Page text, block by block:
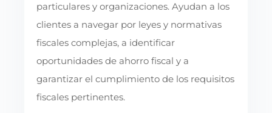
particulares y organizaciones. Ayudan a los
clientes a navegar por leyes y normativas
fiscales complejas, a identificar
oportunidades de ahorro fiscal y a
garantizar el cumplimiento de los requisitos
fiscales pertinentes.